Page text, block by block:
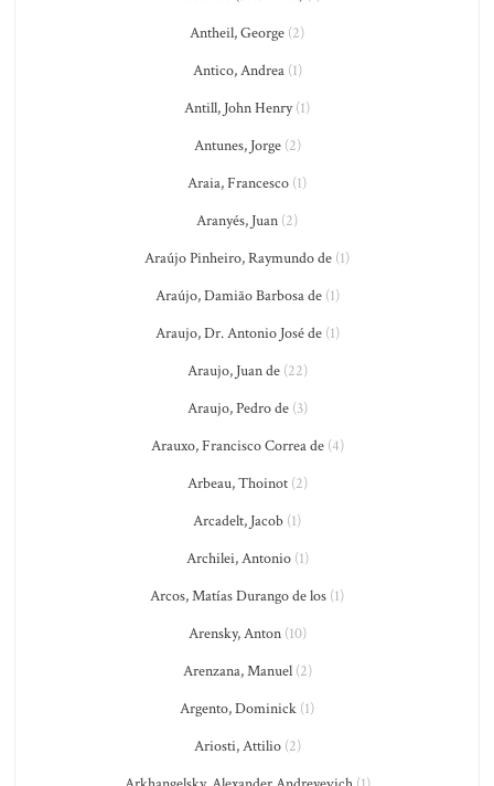
Antheil, George (2)
Antico, Andrea(1)
Antill, John Henry(1)
Antunes, Jorge(2)
Araia, Francesco (1)
Aranyés, Juan (2)
Araújo Pinheiro, Raymundo de (1)
Araújo, Damião Barbosa de(1)
Araujo, Dr. Antonio José de(1)
Araujo, Juan de(22)
Araujo, Pedro de(3)
Arauxo, Francisco Correa de(4)
Arbeau, Thoinot(2)
Arcadelt, Jacob (1)
Archilei, Antonio(1)
Arcos, Matías Durango de los (1)
Arensky, Anton(10)
Arenzana, Manuel(2)
Argento, Dominick (1)
Ariosti, Attilio(2)